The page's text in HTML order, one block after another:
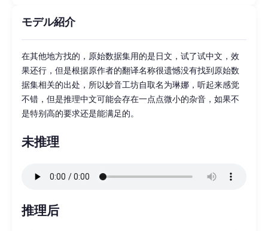
モデル紹介
在其他地方找的，原始数据集用的是日文，试了试中文，效
果还行，但是根据原作者的翻译名称很遗憾没有找到原始数
据集相关的出处，所以妙音工坊自取名为琳娜，听起来感觉
不错，但是推理中文可能会存在一点点微小的杂音，如果不
是特别高的要求还是能满足的。
未推理
推理后